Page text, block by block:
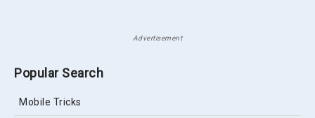
Advertisement
Popular Search
Mobile Tricks